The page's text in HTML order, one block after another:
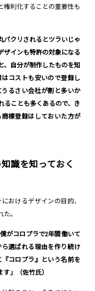
権利化することの重要性も
パクリされるとツラいじゃ
ザインも特許の対象になる
、自分が制作したものを知
コストも安いので登録し
るさい会社が割と多いか
ることも多くあるので、き
標登録はしておいた方が
識を知っておく
おけるデザインの目的、
。
がコロプラで2年間働いて
選ばれる理由を作り続け
コロプラ』という名前を
」（佐竹氏）